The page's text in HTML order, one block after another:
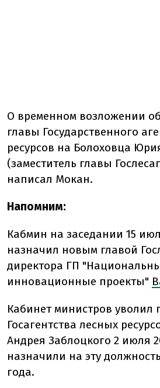
О временном возложении
главы Государственного
ресурсов на Болоховца
(заместитель главы
написал Мокан.
Напомним:
Кабмин на заседании 15
назначил новым главой
директора ГП
инновационные проекты"
Кабинет министров уволил
Госагентства лесных
Андрея Заблоцкого 2 июля
назначили на эту
года.